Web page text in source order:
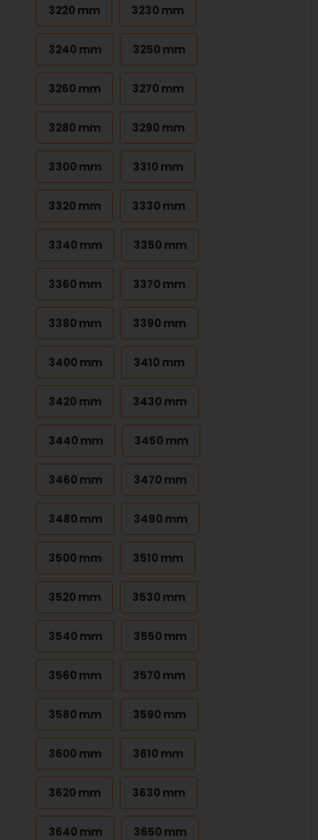
3220 mm 3230 mm
3240 mm 3250 mm
3260 mm 3270 mm
3280 mm 3290 mm
3300 mm 3310 mm
3320 mm 3330 mm
3340 mm 3350 mm
3360 mm 3370 mm
3380 mm 3390 mm
3400 mm 3410 mm
3420 mm 3430 mm
3440 mm 3450 mm
3460 mm 3470 mm
3480 mm 3490 mm
3500 mm 3510 mm
3520 mm 3530 mm
3540 mm 3550 mm
3560 mm 3570 mm
3580 mm 3590 mm
3600 mm 3610 mm
3620 mm 3630 mm
3640 mm 3650 mm